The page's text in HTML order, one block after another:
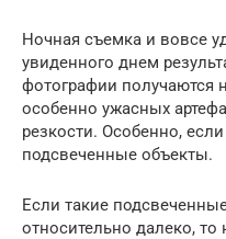
Ночная съемка и вовсе
увиденного днем
фотографии получаются
особенно ужасных
резкости. Особенно,
подсвеченные объекты.
Если такие
относительно далеко,